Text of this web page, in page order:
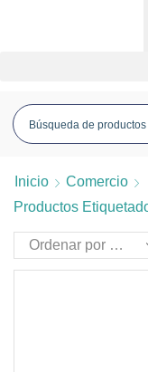
Inicio
Comercio
Productos